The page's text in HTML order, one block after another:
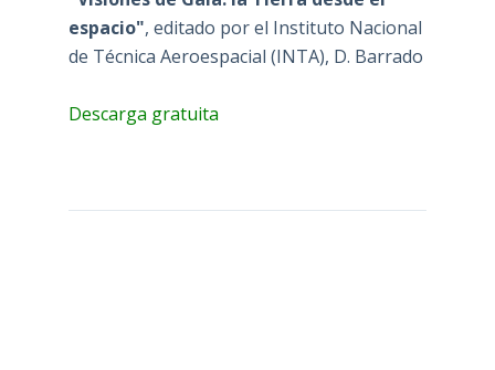
espacio", editado por el Instituto Nacional
de Técnica Aeroespacial (INTA), D. Barrado
Descarga gratuita